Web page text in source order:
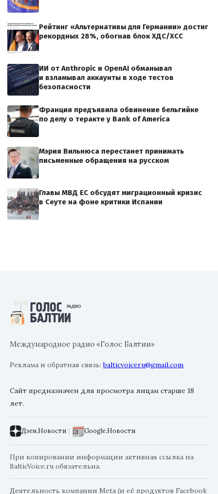
Рейтинг «Альтернативы для Германии» достиг
рекордных 28%, обогнав блок ХДС/ХСС
ИИ от Anthropic и OpenAI обманывал
и взламывал аккаунты в ходе тестов
безопасности
Франция предъявила обвинение бельгийке
по делу о теракте у Bank of America
Мэрия Вильнюса перестанет принимать
письменные обращения на русском
Главы МВД ЕС обсудят миграционный кризис
в Сеуте на фоне критики Испании
Международное радио «Голос Балтии»
Реклама и обратная связь:balticvoiceru@gmail.com
Сайт предназначен для просмотра лицам старше 18
лет.
Дзен.Новости | Google.Новости
При копировании информации активная ссылка на
BalticVoice.ru обязательна.
Деятельность компании Meta (и её продуктов Facebook